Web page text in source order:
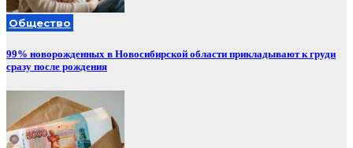
Общество
99% новорожденных в Новосибирской области прикладывают к груди
сразу после рождения